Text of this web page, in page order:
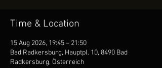
Time & Location
15 Aug 2026, 19:45 – 21:50
Bad Radkersburg, Hauptpl. 10, 8490 Bad
Radkersburg, Österreich